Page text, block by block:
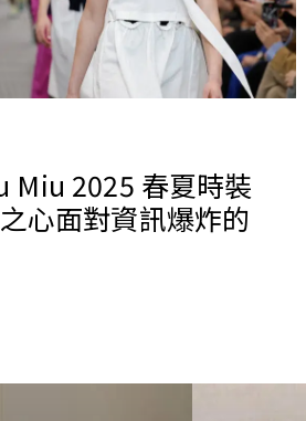
Miu 2025 春夏時裝
心面對資訊爆炸的